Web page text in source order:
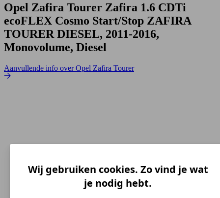
Opel Zafira Tourer Zafira 1.6 CDTi
ecoFLEX Cosmo Start/Stop ZAFIRA
TOURER DIESEL, 2011-2016,
Monovolume, Diesel
Aanvullende info over Opel Zafira Tourer
Wij gebruiken cookies. Zo vind je wat
je nodig hebt.